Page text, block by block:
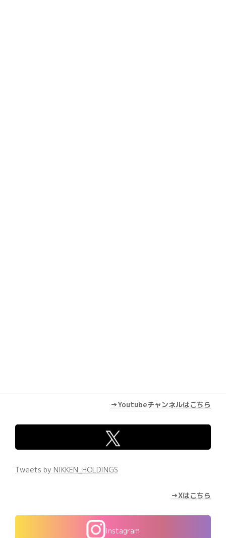
→Youtubeチャンネルはこちら
Tweets by NIKKEN_HOLDINGS
→Xはこちら
Instagram